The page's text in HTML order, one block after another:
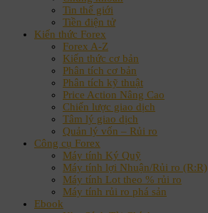
Tin thế giới
Tiền điện tử
Kiến thức Forex
Forex A-Z
Kiến thức cơ bản
Phân tích cơ bản
Phân tích kỹ thuật
Price Action Nâng Cao
Chiến lược giao dịch
Tâm lý giao dịch
Quản lý vốn – Rủi ro
Công cụ Forex
Máy tính Ký Quỹ
Máy tính lợi Nhuận/Rủi ro (R:R)
Máy tính Lot theo % rủi ro
Máy tính rủi ro phá sản
Ebook